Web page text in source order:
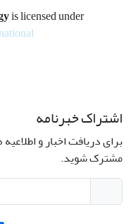
is licensed under
اشتراک خبرنامه
برای دریافت اخبار و
مشترک شوید.